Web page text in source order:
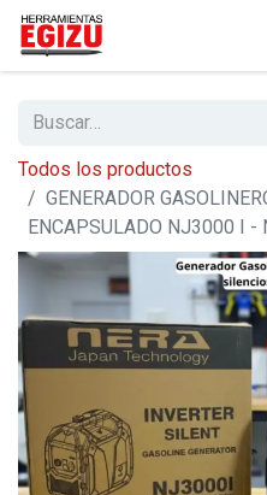
Todos los productos
GENERADOR
ENCAPSULADO NJ3000 I -